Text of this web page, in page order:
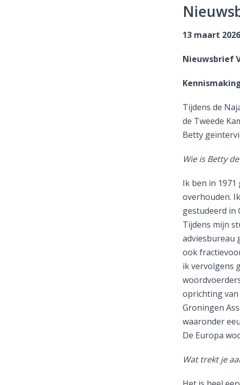
13 maart 2026
Nieuwsbrief
Tijdens de
de Tweede
Betty
Wie is Betty
Ik ben in
overhouden.
gestudeerd in
Tijdens mijn
adviesbureau
ook
ik vervolgens
oprichting
Groningen
waaronder
De Europa
Wat trekt je